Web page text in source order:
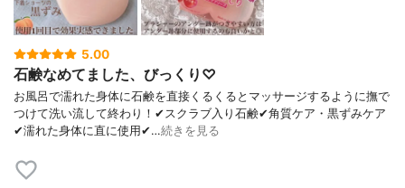
5.00
石鹸なめてました、びっくり♡
お風呂で濡れた身体に石鹸を直接くるくるとマッサージするように撫で
つけて洗い流して終わり！✔︎スクラブ入り石鹸✔︎角質ケア・黒ずみケア
✔︎濡れた身体に直に使用✔︎…続きを見る